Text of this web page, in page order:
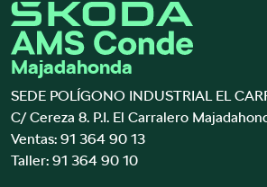
Majadahonda
SEDE POLÍGONO INDUSTRIAL EL
C/ Cereza 8. P.I. El Carralero
Ventas: 91 364 90 13
Taller: 91 364 90 10